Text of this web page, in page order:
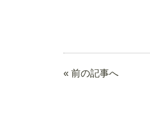
« 前の記事へ